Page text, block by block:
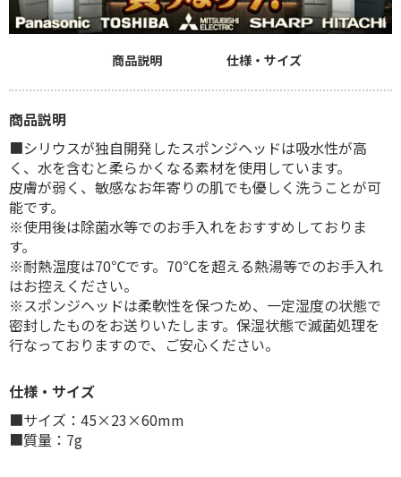
商品説明 仕様・サイズ
商品説明
■シリウスが独自開発したスポンジヘッドは吸水性が高
く、水を含むと柔らかくなる素材を使用しています。
皮膚が弱く、敏感なお年寄りの肌でも優しく洗うことが可
能です。
※使用後は除菌水等でのお手入れをおすすめしておりま
す。
※耐熱温度は70℃です。70℃を超える熱湯等でのお手入れ
はお控えください。
※スポンジヘッドは柔軟性を保つため、一定湿度の状態で
密封したものをお送りいたします。保湿状態で滅菌処理を
行なっておりますので、ご安心ください。
仕様・サイズ
■サイズ：45×23×60mm
■質量：7g